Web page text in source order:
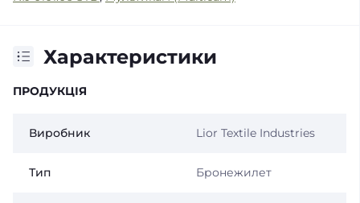
Характеристики
ПРОДУКЦІЯ
Виробник Lior Textile Industries
Тип Бронежилет